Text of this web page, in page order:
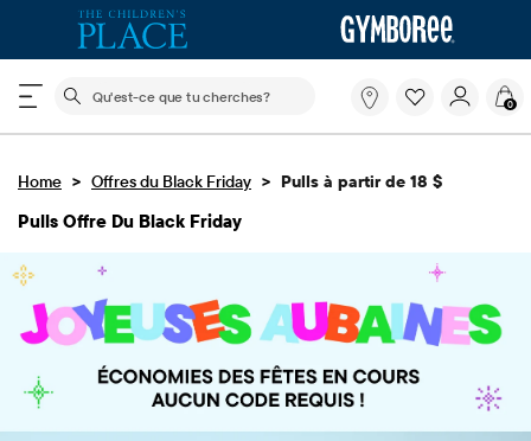
Le champ de recherche ci-dessous filtre les
Qu'est-
que
cherches?
0
Home > Offres du Black Friday > Pulls à partir de 18 $
Pulls Offre Du Black Friday